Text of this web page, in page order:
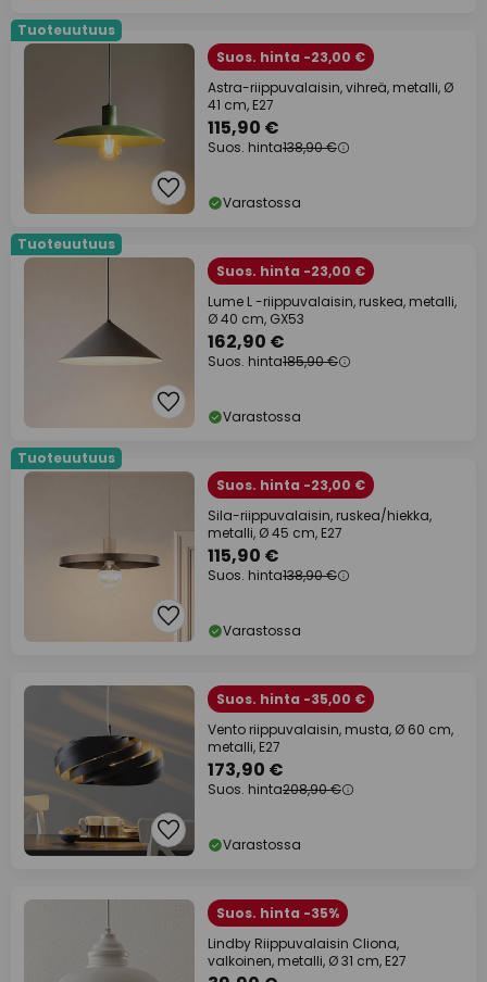
Tuoteuutuus
Suos. hinta -23,00 €
Astra-riippuvalaisin, vihreä, metalli, Ø
41 cm, E27
115,90 €
Suos. hinta138,90 €
Varastossa
Tuoteuutuus
Suos. hinta -23,00 €
Lume L -riippuvalaisin, ruskea, metalli,
Ø 40 cm, GX53
162,90 €
Suos. hinta185,90 €
Varastossa
Tuoteuutuus
Suos. hinta -23,00 €
Sila-riippuvalaisin, ruskea/hiekka,
metalli, Ø 45 cm, E27
115,90 €
Suos. hinta138,90 €
Varastossa
Suos. hinta -35,00 €
Vento riippuvalaisin, musta, Ø 60 cm,
metalli, E27
173,90 €
Suos. hinta208,90 €
Varastossa
Suos. hinta -35%
Lindby Riippuvalaisin Cliona,
valkoinen, metalli, Ø 31 cm, E27